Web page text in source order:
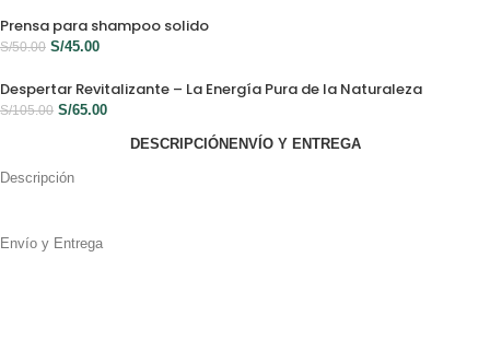
Prensa para shampoo solido
S/50.00 S/45.00
Despertar Revitalizante – La Energía Pura de la Naturaleza
S/105.00 S/65.00
DESCRIPCIÓNENVÍO Y ENTREGA
Descripción
Envío y Entrega